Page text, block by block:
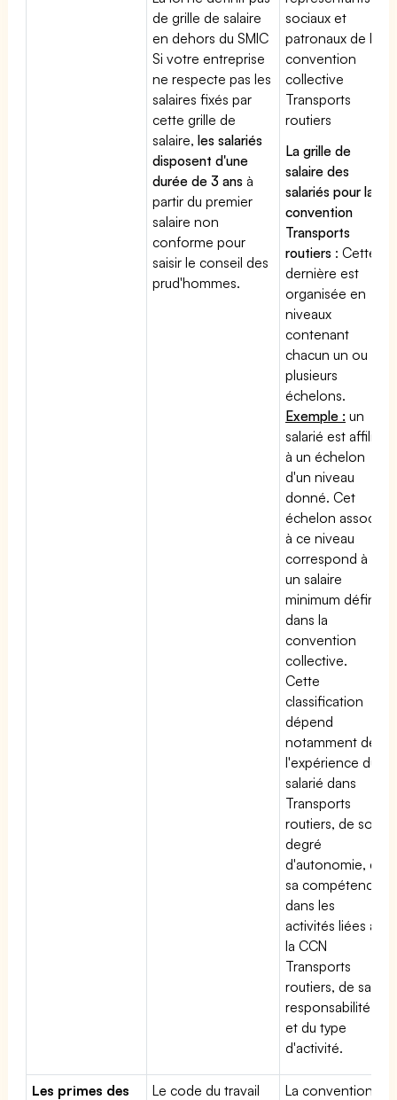
de grille de salaire
en dehors du SMIC
Si votre entreprise
ne respecte pas les
salaires fixés par
cette grille de
salaire,les salariés
disposent d'une
durée de 3 ans à
partir du premier
salaire non
conforme pour
saisir le conseil des
prud'hommes.
sociaux et
patronaux de la
convention
collective
Transports
routiers
La grille de
salaire des
salariés pour la
convention
Transports
routiers : Cette
dernière est
organisée en
niveaux
contenant
chacun un ou
plusieurs
échelons.
Exemple : un
salarié est affilié
à un échelon
d'un niveau
donné. Cet
échelon associé
à ce niveau
correspond à
un salaire
minimum défini
dans la
convention
collective.
Cette
classification
dépend
notamment de
l'expérience du
salarié dans
Transports
routiers, de son
degré
d'autonomie, de
sa compétence
dans les
activités liées à
la CCN
Transports
routiers, de sa
responsabilité
et du type
d'activité.
Les primes des
Le code du travail
La convention